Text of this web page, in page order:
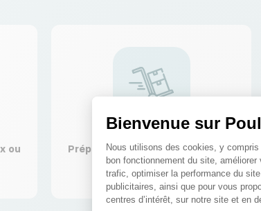
Bienvenue sur
Plateforme de
Nous utilisons des cookies, y
bon fonctionnement du site,
trafic, optimiser la performance du
publicitaires, ainsi que pour vous
centres d’intérêt, sur notre site et en
ou
Préparation et expédition en 24h